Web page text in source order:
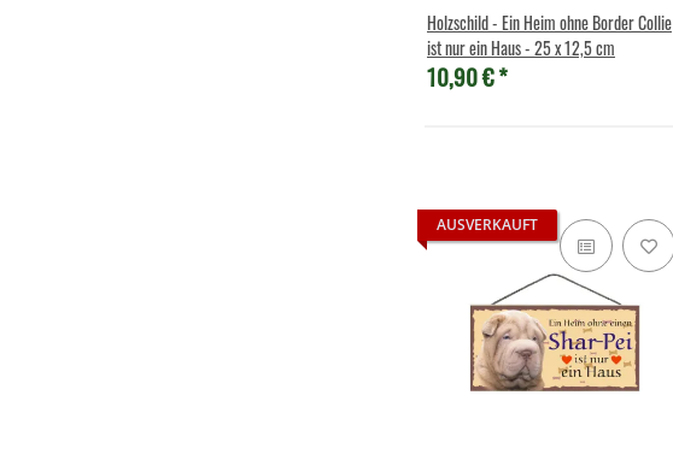
Holzschild - Ein Heim ohne Border Collie
ist nur ein Haus - 25 x 12,5 cm
10,90 €*
AUSVERKAUFT